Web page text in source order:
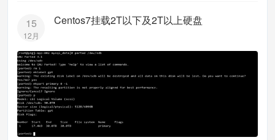
15
12月
Centos7挂载2T以下及2T以上硬盘